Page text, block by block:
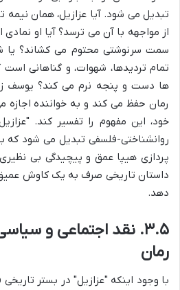
تبدیل می شود. آیا عزازیل، همان
از مواجهه با آن می ترسد؟ آیا او
سمت سرنوشتی محتوم می کشاند؟ یا
تمام تردیدها، شهوات، و گناهانی
ها دست و پنجه نرم می کند؟ یوسف
رمان حفظ می کند و به خواننده
خود، این مفهوم را تفسیر کند.
روانشناختی-فلسفی تبدیل می شود
پردازی هیپا عمق و پیچیدگی بی
داستان تاریخی صرف به یک کاوش
دهد.
۳.۵. نقد اجتماعی و
رمان
با وجود اینکه "عزازیل" در بستر